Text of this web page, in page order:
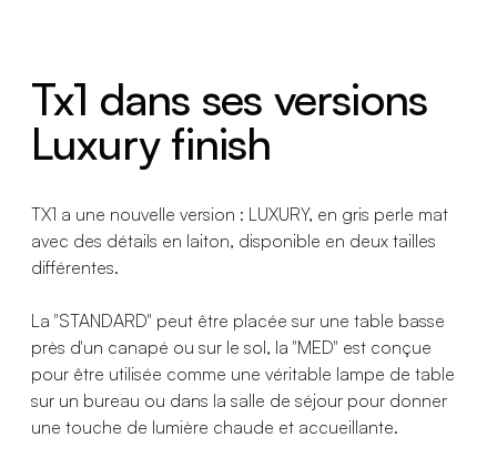
Tx1 dans ses versions
Luxury finish
TX1 a une nouvelle version : LUXURY, en gris perle mat
avec des détails en laiton, disponible en deux tailles
différentes.
La "STANDARD" peut être placée sur une table basse
près d'un canapé ou sur le sol, la "MED" est conçue
pour être utilisée comme une véritable lampe de table
sur un bureau ou dans la salle de séjour pour donner
une touche de lumière chaude et accueillante.